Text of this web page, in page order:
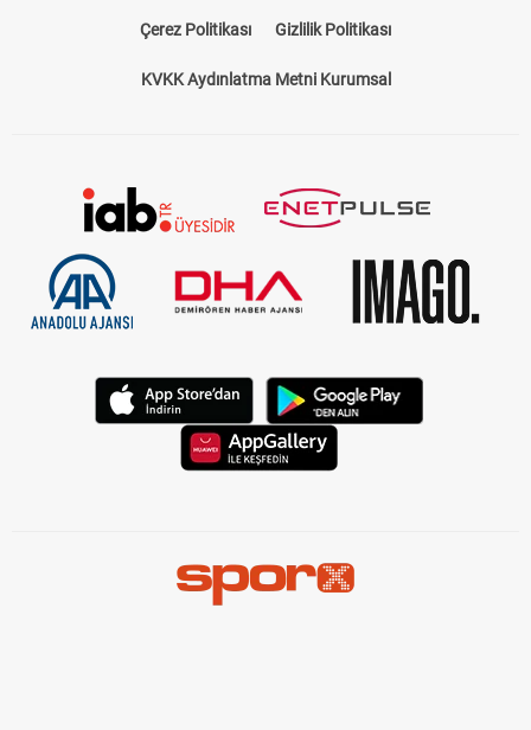
Çerez Politikası Gizlilik Politikası
KVKK Aydınlatma Metni Kurumsal